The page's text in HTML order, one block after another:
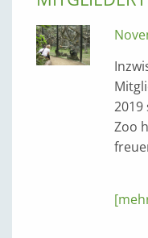
Zoo